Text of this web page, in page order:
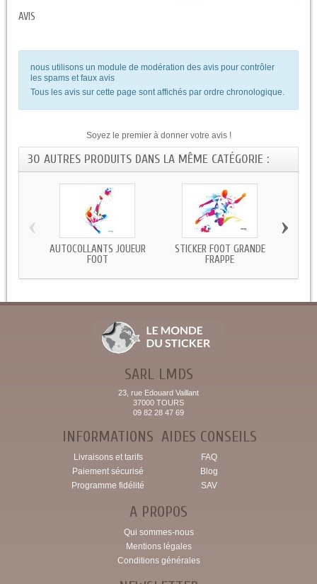
AVIS
nous utilisons un module de modération des avis pour contrôler
les spams et faux avis
Tous les avis sur cette page sont affichés par ordre chronologique.
Soyez le premier à donner votre avis !
30 AUTRES PRODUITS DANS LA MÊME CATÉGORIE :
AUTOCOLLANTS JOUEUR
FOOT
STICKER FOOT GRANDE
FRAPPE
‹ ›
SARL LMDS
23, rue Edouard Vaillant
37000 TOURS
09 82 28 47 69
INFORMATIONS
Livraisons et tarifs
Paiement sécurisé
Programme fidélité
AIDES CONSEILS
FAQ
Blog
SAV
A PROPOS
Qui sommes-nous
Mentions légales
Conditions générales